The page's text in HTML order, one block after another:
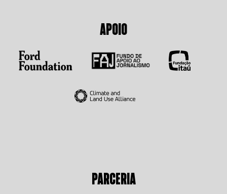
APOIO
PARCERIA